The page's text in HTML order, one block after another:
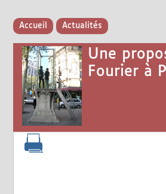
Accueil Actualités
Une
Fourier à